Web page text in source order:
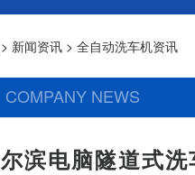
> 新闻资讯 > 全自动洗车机资讯
COMPANY NEWS
滨电脑隧道式